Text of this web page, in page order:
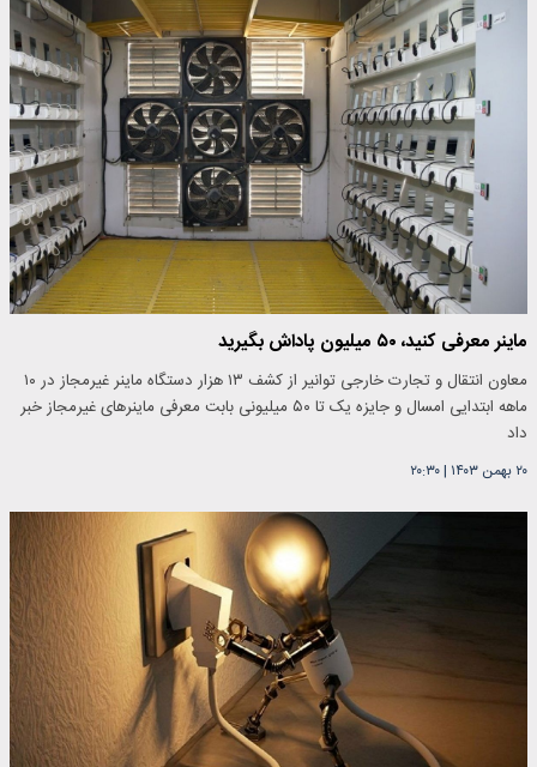
ماینر معرفی کنید، ۵۰ میلیون پاداش بگیرید
معاون انتقال و تجارت خارجی توانیر از کشف ۱۳ هزار دستگاه ماینر غیرمجاز در ۱۰
ماهه ابتدایی امسال و جایزه یک تا ۵۰ میلیونی بابت معرفی ماینر‌های غیرمجاز خبر
داد
۲۰ بهمن ۱۴۰۳ |۲۰:۳۰